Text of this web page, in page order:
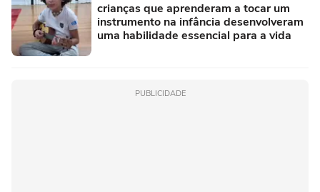
crianças que aprenderam a tocar um
instrumento na infância desenvolveram
uma habilidade essencial para a vida
PUBLICIDADE